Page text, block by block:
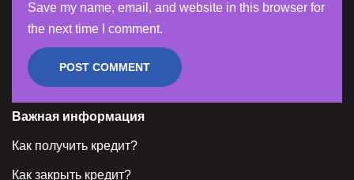
Save my name, email, and website in this browser for
the next time I comment.
Важная информация
Как получить кредит?
Как закрыть кредит?